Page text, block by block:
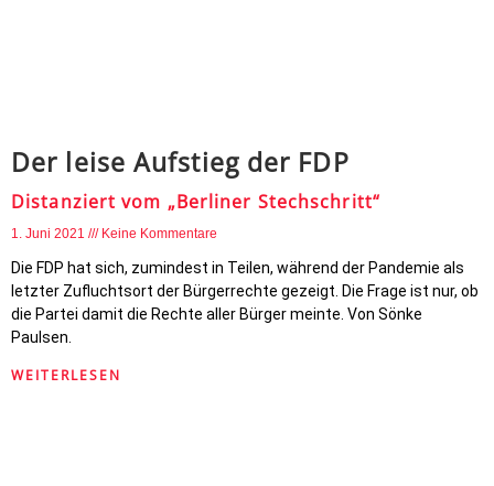
Der leise Aufstieg der FDP
Distanziert vom „Berliner Stechschritt“
1. Juni 2021 Keine Kommentare
Die FDP hat sich, zumindest in Teilen, während der Pandemie als
letzter Zufluchtsort der Bürgerrechte gezeigt. Die Frage ist nur, ob
die Partei damit die Rechte aller Bürger meinte. Von Sönke
Paulsen.
WEITERLESEN